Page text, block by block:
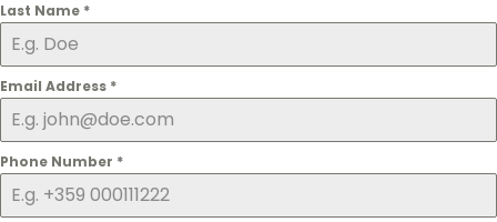
Last Name *
Email Address *
Phone Number *